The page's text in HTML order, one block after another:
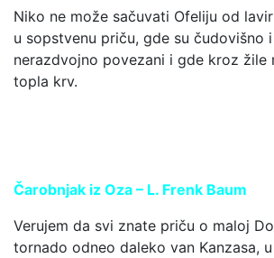
Niko ne može sačuvati Ofeliju od
u sopstvenu priču, gde su čudovišno
nerazdvojno povezani i gde kroz žile
topla krv.
Čarobnjak iz Oza – L. Frenk Baum
Verujem da svi znate priču o maloj
tornado odneo daleko van Kanzasa,